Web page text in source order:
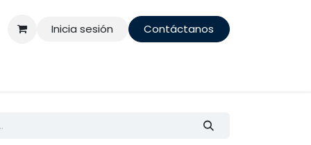
Inicia sesión Contáctanos